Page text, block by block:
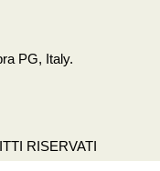
PG, Italy.
RISERVATI